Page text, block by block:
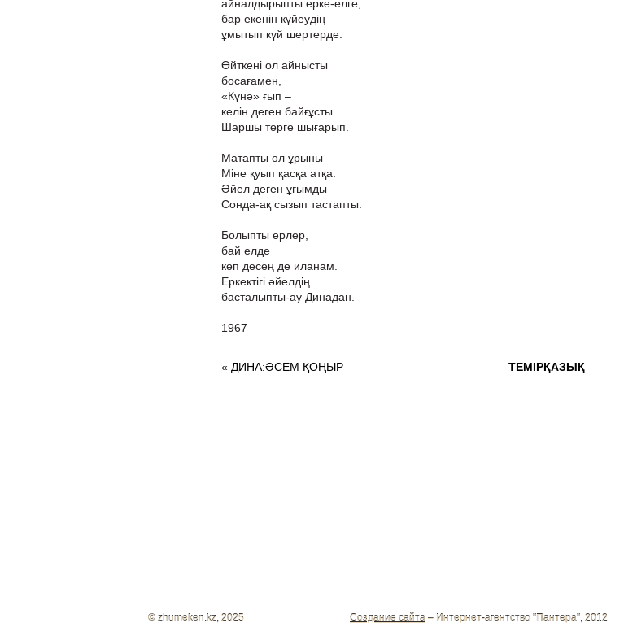
айналдырыпты ерке-елге,
бар екенін күйеудің
ұмытып күй шертерде.
Өйткені ол айнысты
босағамен,
«Күнә» ғып –
келін деген байғұсты
Шаршы төрге шығарып.
Матапты ол ұрыны
Міне қуып қасқа атқа.
Әйел деген ұғымды
Сонда-ақ сызып тастапты.
Болыпты ерлер,
бай елде
көп десең де иланам.
Еркектігі әйелдің
басталыпты-ау Динадан.
1967
« ДИНА:ӘСЕМ ҚОҢЫР ТЕМІРҚАЗЫҚ
© zhumeken.kz, 2025 Создание сайта – Интернет-агентство "Пантера", 2012